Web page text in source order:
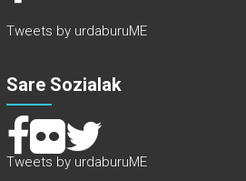
Tweets by urdaburuME
Sare Sozialak
Tweets by urdaburuME